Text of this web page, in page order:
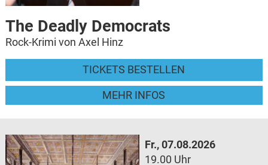
The Deadly Democrats
Rock-Krimi von Axel Hinz
TICKETS BESTELLEN
MEHR INFOS
Fr., 07.08.2026
19.00 Uhr